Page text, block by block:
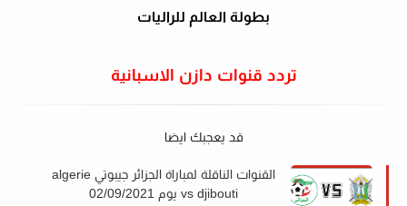
بطولة العالم للراليات
تردد قنوات دازن الاسبانية
قد يعجبك ايضا
القنوات الناقلة لمباراة الجزائر جيبوتي algerie
vs djibouti يوم 02/09/2021